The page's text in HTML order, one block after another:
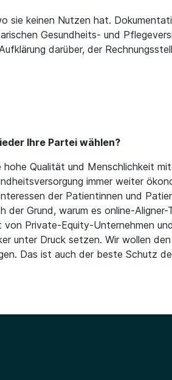
sie keinen Nutzen hat.
Gesundheits- und
darüber, der
Ihre Partei wählen?
Qualität und Menschlichkeit
immer weiter
der Patientinnen und
Grund, warum es online-
Private-Equity-Unternehmen
unter Druck setzen. Wir wollen
Das ist auch der beste Schutz